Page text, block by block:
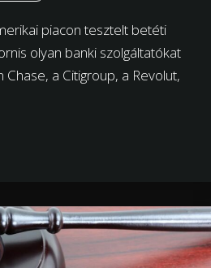
piacon tesztelt betéti
olyan banki szolgáltatókat
Chase, a Citigroup, a Revolut,